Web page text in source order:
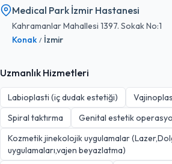
Medical Park İzmir Hastanesi
Kahramanlar Mahallesi 1397. Sokak No:1
Konak / İzmir
Uzmanlık Hizmetleri
Labioplasti (iç dudak estetiği)
Spiral taktırma
Genital estetik
Kozmetik jinekolojik uygulamalar
uygulamaları,vajen beyazlatma)